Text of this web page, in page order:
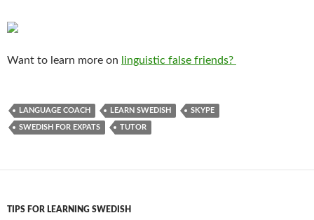
Want to learn more on linguistic false friends?
LANGUAGE COACH LEARN SWEDISH SKYPE
SWEDISH FOR EXPATS TUTOR
TIPS FOR LEARNING SWEDISH